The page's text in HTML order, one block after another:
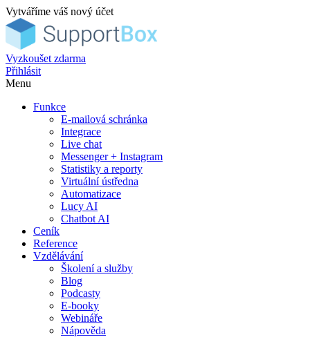
Vytváříme váš nový účet
Vyzkoušet zdarma
Přihlásit
Menu
Funkce
E-mailová schránka
Integrace
Live chat
Messenger + Instagram
Statistiky a reporty
Virtuální ústředna
Automatizace
Lucy AI
Chatbot AI
Ceník
Reference
Vzdělávání
Školení a služby
Blog
Podcasty
E-booky
Webináře
Nápověda